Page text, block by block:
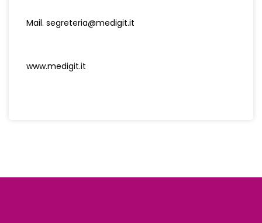
Mail. segreteria@medigit.it
www.medigit.it